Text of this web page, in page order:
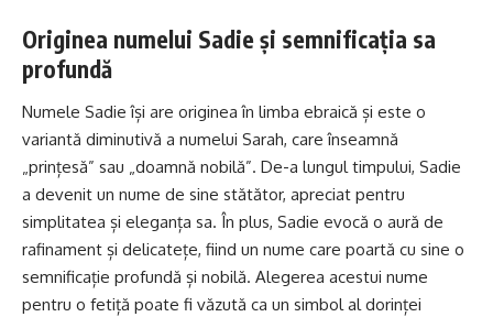
Originea numelui Sadie și semnificația sa
profundă
Numele Sadie își are originea în limba ebraică și este o
variantă diminutivă a numelui Sarah, care înseamnă
„prințesă” sau „doamnă nobilă”. De-a lungul timpului, Sadie
a devenit un nume de sine stătător, apreciat pentru
simplitatea și eleganța sa. În plus, Sadie evocă o aură de
rafinament și delicatețe, fiind un nume care poartă cu sine o
semnificație profundă și nobilă. Alegerea acestui nume
pentru o fetiță poate fi văzută ca un simbol al dorinței